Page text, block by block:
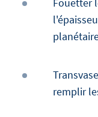
Fouetter
remplir